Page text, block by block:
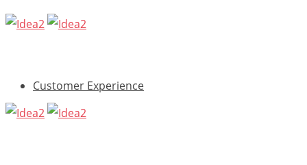
Customer Experience